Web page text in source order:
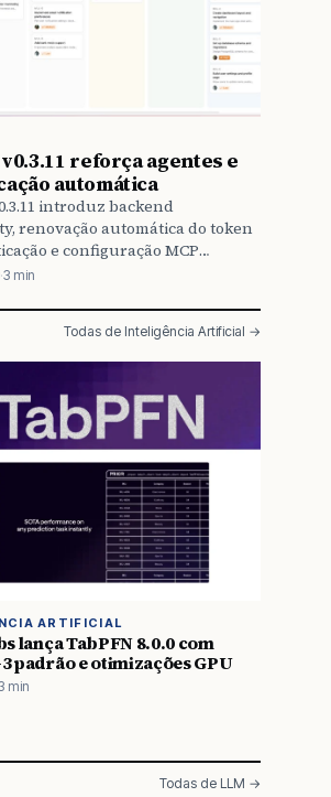
reforça agentes e
automática
introduz backend
renovação automática do token
e configuração MCP
múltiplos runtimes,
·3 min
Todas de Inteligência Artificial →
ARTIFICIAL
lança TabPFN 8.0.0 com
padrão e otimizações GPU
min
Todas de LLM →